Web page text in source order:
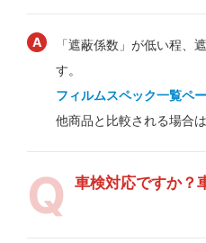
「遮蔽係数」が低い程、
す。
フィルムスペック一覧ペ
他商品と比較される場合
車検対応ですか？